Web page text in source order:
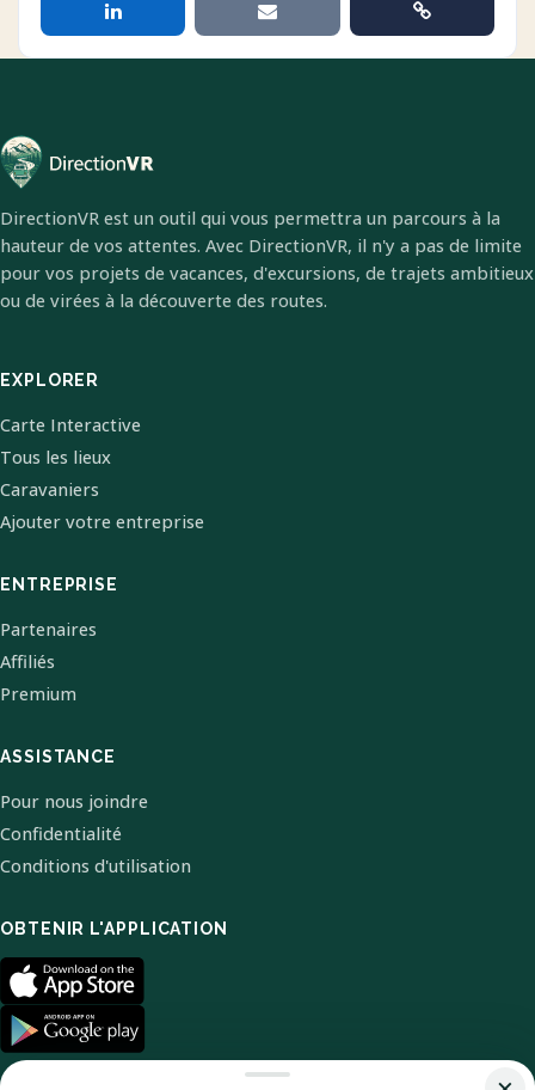
DirectionVR est un outil qui vous permettra un parcours à la
hauteur de vos attentes. Avec DirectionVR, il n'y a pas de limite
pour vos projets de vacances, d'excursions, de trajets ambitieux
ou de virées à la découverte des routes.
EXPLORER
Carte Interactive
Tous les lieux
Caravaniers
Ajouter votre entreprise
ENTREPRISE
Partenaires
Affiliés
Premium
ASSISTANCE
Pour nous joindre
Confidentialité
Conditions d'utilisation
OBTENIR L'APPLICATION